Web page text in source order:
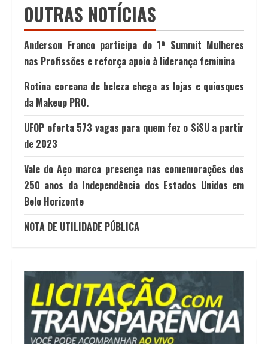
OUTRAS NOTÍCIAS
Anderson Franco participa do 1º Summit Mulheres
nas Profissões e reforça apoio à liderança feminina
Rotina coreana de beleza chega as lojas e quiosques
da Makeup PRO.
UFOP oferta 573 vagas para quem fez o SiSU a partir
de 2023
Vale do Aço marca presença nas comemorações dos
250 anos da Independência dos Estados Unidos em
Belo Horizonte
NOTA DE UTILIDADE PÚBLICA